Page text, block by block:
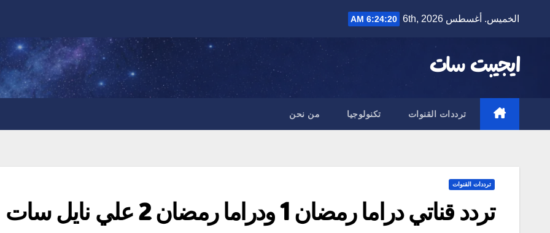
الخميس. أغسطس 6th, 2026 6:24:21 AM
ايجيبت سات
ترددات القنوات تكنولوجيا من نحن
ترددات القنوات
تردد قناتي دراما رمضان 1 ودراما رمضان 2 علي نايل سات